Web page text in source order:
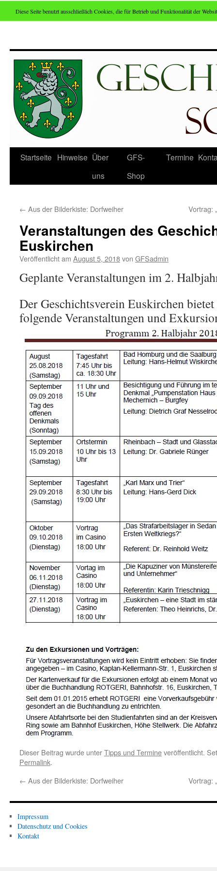
Zum
Inhalt
Startseite Hinweise Über
uns
GFS-
Shop
Termine
← Aus der Bilderkiste: Dorfweiher Vortrag:
Veranstaltungen des
Euskirchen
Veröffentlicht am August 5, 2018von GFSadmin
Geplante Veranstaltungen im 2.
Der Geschichtsverein Euskirchen
folgende Veranstaltungen und
Dieser Beitrag wurde unterTipps und Termineveröffentlicht.
Permalink.
← Aus der Bilderkiste: Dorfweiher Vortrag:
Impressum
Datenschutz und Cookies
Kontakt
Diese Seite benutzt ausschließlich Cookies, die für Betrieb und Funktionalität der